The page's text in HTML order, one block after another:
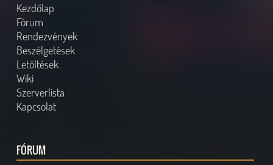
Kezdőlap
Fórum
Rendezvények
Beszélgetések
Letöltések
Wiki
Szerverlista
Kapcsolat
FÓRUM